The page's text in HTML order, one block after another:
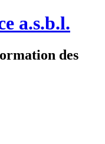
a.s.b.l.
des